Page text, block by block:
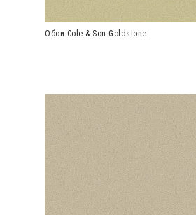
Обои Cole & Son Goldstone